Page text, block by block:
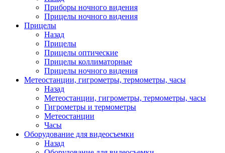
Приборы ночного видения
Прицелы ночного видения
Прицелы
Назад
Прицелы
Прицелы оптические
Прицелы коллиматорные
Прицелы ночного видения
Метеостанции, гигрометры, термометры, часы
Назад
Метеостанции, гигрометры, термометры, часы
Гигрометры и термометры
Метеостанции
Часы
Оборудование для видеосъемки
Назад